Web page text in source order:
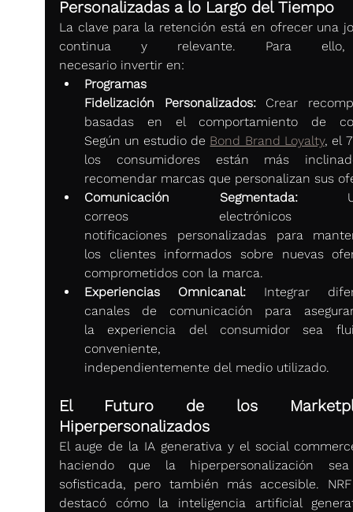
Personalizadas a lo Largo del Tiempo
La clave para la retención está en ofrecer una
continua y relevante. Para
necesario invertir en:
Programas
Fidelización Personalizados: Crear
basadas en el comportamiento de
Según un estudio de Bond Brand Loyalty, el
los consumidores están más
recomendar marcas que personalizan sus
Comunicación Segmentada:
correos
notificaciones personalizadas para
los clientes informados sobre nuevas
comprometidos con la marca.
Experiencias Omnicanal: Integrar
canales de comunicación para
la experiencia del consumidor sea
conveniente,
independientemente del medio utilizado.
El Futuro de los
Hiperpersonalizados
El auge de la IA generativa y el social
haciendo que la hiperpersonalización
sofisticada, pero también más accesible.
destacó cómo la inteligencia artificial